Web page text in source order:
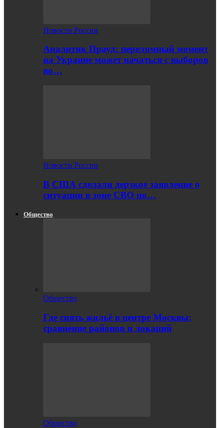
Новости России
Аналитик Прауд: переломный момент
на Украине может начаться с выборов
во…
Новости России
В США сделали дерзкое заявление о
ситуации в зоне СВО по…
Общество
Общество
Где снять жильё в центре Москвы:
сравнение районов и локаций
Общество